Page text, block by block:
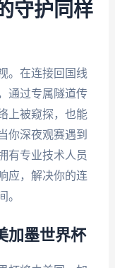
守护同样
。在连接回国线
通过专属隧道传
上被窥探，也能
你深夜观赛遇到
有专业技术人员
应，解决你的连
。
加墨世界杯